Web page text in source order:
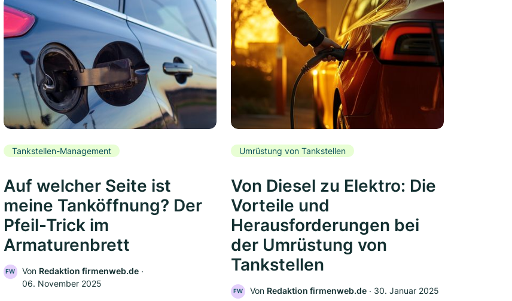
Tankstellen-Management
Auf welcher Seite ist
meine Tanköffnung? Der
Pfeil-Trick im
Armaturenbrett
FW Von Redaktion firmenweb.de‧
06. November 2025
Umrüstung von Tankstellen
Von Diesel zu Elektro: Die
Vorteile und
Herausforderungen bei
der Umrüstung von
Tankstellen
FW Von Redaktion firmenweb.de ‧ 30. Januar 2025